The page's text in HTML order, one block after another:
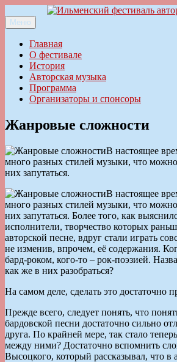
к
содержимому
Ильменский фестиваль авторской песни
Меню
Главная
О фестивале
История
Авторская музыка
Программа
Организаторы и спонсоры
Жанровые сложности
В настоящее
много разных стилей музыки, что
них запутаться.
В настоящее
много разных стилей музыки, что
них запутаться. Более того, как
исполнители, творчество которых
авторской песне, вдруг стали играть
не изменив, впрочем, её содержания.
бард-роком, кого-то – рок-поэзией.
как же в них разобраться?
На самом деле, сделать это достаточно
Прежде всего, следует понять, что
бардовской песни достаточно сильно
друга. По крайней мере, так стало
между ними? Достаточно вспомнить
Высоцкого, который рассказывал, что в